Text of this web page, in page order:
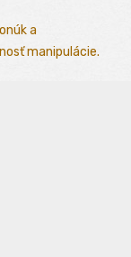
a
manipulácie.